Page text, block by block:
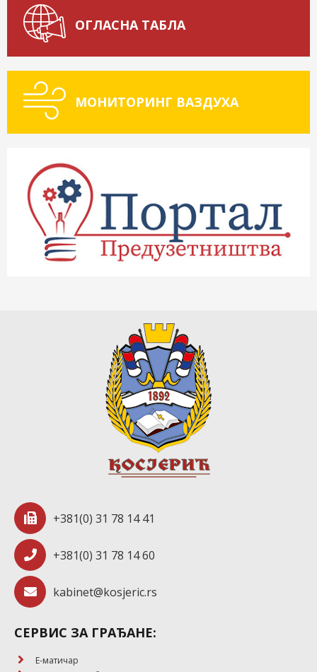
ОГЛАСНА ТАБЛА
МОНИТОРИНГ ВАЗДУХА
+381(0) 31 78 14 41
+381(0) 31 78 14 60
kabinet@kosjeric.rs
СЕРВИС ЗА ГРАЂАНЕ:
E-матичар